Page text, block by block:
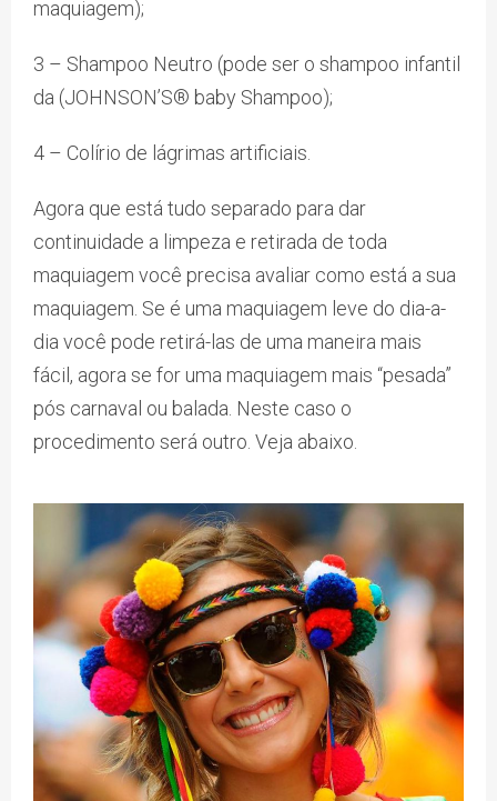
maquiagem);
3 – Shampoo Neutro (pode ser o shampoo infantil
da (JOHNSON’S® baby Shampoo);
4 – Colírio de lágrimas artificiais.
Agora que está tudo separado para dar
continuidade a limpeza e retirada de toda
maquiagem você precisa avaliar como está a sua
maquiagem. Se é uma maquiagem leve do dia-a-
dia você pode retirá-las de uma maneira mais
fácil, agora se for uma maquiagem mais “pesada”
pós carnaval ou balada. Neste caso o
procedimento será outro. Veja abaixo.